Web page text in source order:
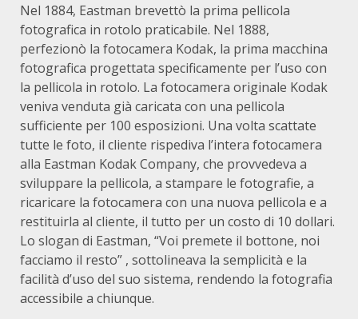
Nel 1884, Eastman brevettò la prima pellicola
fotografica in rotolo praticabile. Nel 1888,
perfezionò la fotocamera Kodak, la prima macchina
fotografica progettata specificamente per l’uso con
la pellicola in rotolo. La fotocamera originale Kodak
veniva venduta già caricata con una pellicola
sufficiente per 100 esposizioni. Una volta scattate
tutte le foto, il cliente rispediva l’intera fotocamera
alla Eastman Kodak Company, che provvedeva a
sviluppare la pellicola, a stampare le fotografie, a
ricaricare la fotocamera con una nuova pellicola e a
restituirla al cliente, il tutto per un costo di 10 dollari.
Lo slogan di Eastman, “Voi premete il bottone, noi
facciamo il resto” , sottolineava la semplicità e la
facilità d’uso del suo sistema, rendendo la fotografia
accessibile a chiunque.